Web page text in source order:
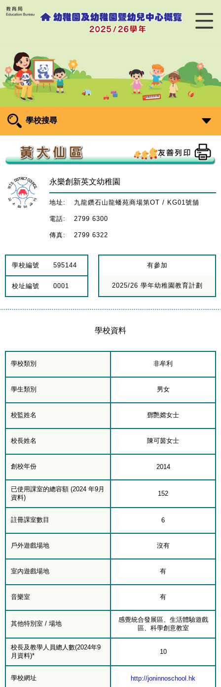
學校搜尋
永樂創新英文幼稚園
地址: 九龍鑽石山龍蟠苑商場第OT / KG01號舖
電話: 2799 6300
傳真: 2799 6322
學校編號 595144
校址編號 0001
有參加
2025/26 學年幼稚園教育計劃
學校資料
學校類別 非牟利
學生類別 男女
校監姓名 鄧艷嫦女士
校長姓名 陳可茵女士
創校年份 2014
已使用課室的總容額 (2024 年9月
資料)
152
註冊課室數目 6
戶外遊戲場地 沒有
室內遊戲場地 有
音樂室 有
其他特別室 / 場地
感覺統合發展區、生活體驗遊戲
區、科學創意教室
校長及教學人員總人數(2024年9
月資料)*
10
學校網址 http://joninnoschool.hk